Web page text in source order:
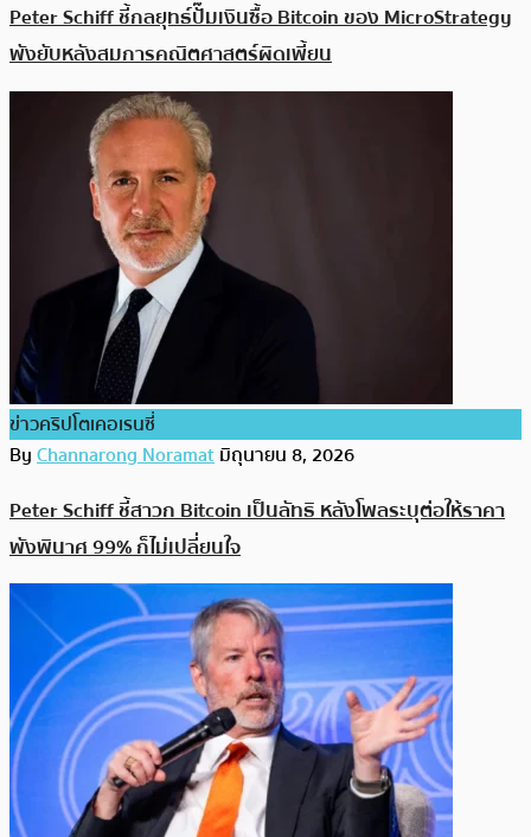
Peter Schiff ชี้กลยุทธ์ปั๊มเงินซื้อ Bitcoin ของ MicroStrategy
พังยับหลังสมการคณิตศาสตร์ผิดเพี้ยน
ข่าวคริปโตเคอเรนซี่
ByChannarong Noramatมิถุนายน 8, 2026
Peter Schiff ชี้สาวก Bitcoin เป็นลัทธิ หลังโพลระบุต่อให้ราคา
พังพินาศ 99% ก็ไม่เปลี่ยนใจ